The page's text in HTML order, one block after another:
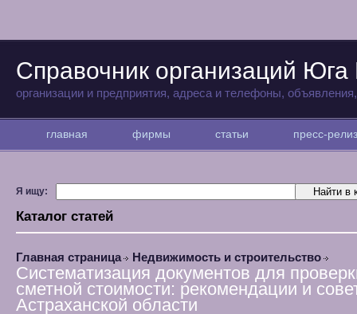
Справочник организаций Юга
организации и предприятия, адреса и телефоны,
главная фирмы статьи пресс-
Я ищу:
Каталог статей
Главная страница Недвижимость и строительство
Систематизация документов для
сметной стоимости: рекомендации и
Астраханской области